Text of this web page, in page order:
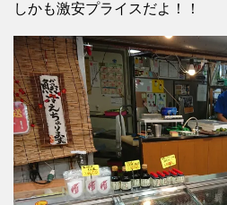
しかも激安プライスだよ！！